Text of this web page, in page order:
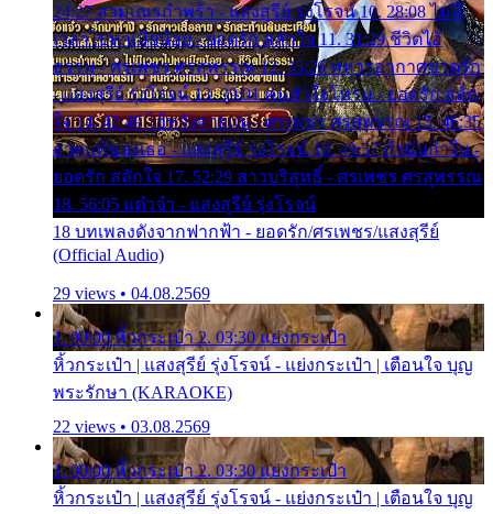
24:27 สามเณรกำพร้า - แสงสุรีย์ รุ่งโรจน์ 10. 28:08 ไม่มี
เวลาไปหาเมียน้อย - ยอดรัก สลักใจ 11. 31:29 ชีวิตไอ้
ธรรม - ศรเพชร ศรสุพรรณ 12. 35:26 ทหารอากาศขาดรัก
- แสงสุรีย์ รุ่งโรจน์ 13. 39:01 คนหัวใจโทรม - ยอดรัก สลัก
ใจ 14. 42:49 ไอ้หวังตายแน่ - ศรเพชร ศรสุพรรณ 15. 46:35
ธาตุแท้ของเธอ - แสงสุรีย์ รุ่งโรจน์ 16. 49:57 กำนันกำใน -
ยอดรัก สลักใจ 17. 52:29 สาวบริสุทธิ์ - ศรเพชร ศรสุพรรณ
18. 56:05 แต๋วจ๋า - แสงสุรีย์ รุ่งโรจน์
18 บทเพลงดังจากฟากฟ้า - ยอดรัก/ศรเพชร/แสงสุรีย์
(Official Audio)
29 views • 04.08.2569
1. 00:00 หิ้วกระเป๋า 2. 03:30 แย่งกระเป๋า
หิ้วกระเป๋า | แสงสุรีย์ รุ่งโรจน์ - แย่งกระเป๋า | เตือนใจ บุญ
พระรักษา (KARAOKE)
22 views • 03.08.2569
1. 00:00 หิ้วกระเป๋า 2. 03:30 แย่งกระเป๋า
หิ้วกระเป๋า | แสงสุรีย์ รุ่งโรจน์ - แย่งกระเป๋า | เตือนใจ บุญ